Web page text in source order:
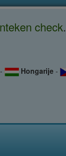
check.
- Hongarije -